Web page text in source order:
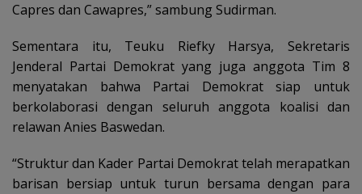
Capres dan Cawapres,” sambung Sudirman.
Sementara itu, Teuku Riefky Harsya, Sekretaris
Jenderal Partai Demokrat yang juga anggota Tim 8
menyatakan bahwa Partai Demokrat siap untuk
berkolaborasi dengan seluruh anggota koalisi dan
relawan Anies Baswedan.
“Struktur dan Kader Partai Demokrat telah merapatkan
barisan bersiap untuk turun bersama dengan para